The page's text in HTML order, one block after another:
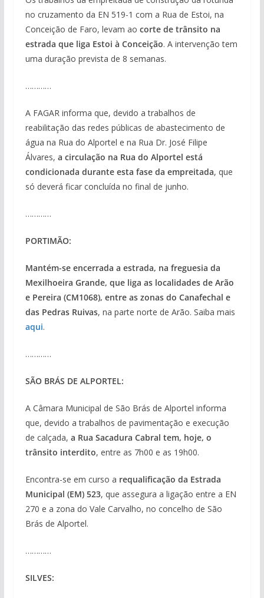
no cruzamento da EN 519-1 com a Rua de Estoi, na
Conceição de Faro, levam ao corte de trânsito na
estrada que liga Estoi à Conceição. A intervenção tem
uma duração prevista de 8 semanas.
…………
A FAGAR informa que, devido a trabalhos de
reabilitação das redes públicas de abastecimento de
água na Rua do Alportel e na Rua Dr. José Filipe
Álvares, a circulação na Rua do Alportel está
condicionada durante esta fase da empreitada, que
só deverá ficar concluída no final de junho.
…………
PORTIMÃO:
Mantém-se encerrada a estrada, na freguesia da
Mexilhoeira Grande, que liga as localidades de Arão
e Pereira (CM1068), entre as zonas do Canafechal e
das Pedras Ruivas, na parte norte de Arão. Saiba mais
aqui.
…………
SÃO BRÁS DE ALPORTEL:
A Câmara Municipal de São Brás de Alportel informa
que, devido a trabalhos de pavimentação e execução
de calçada, a Rua Sacadura Cabral tem, hoje, o
trânsito interdito, entre as 7h00 e as 19h00.
Encontra-se em curso a requalificação da Estrada
Municipal (EM) 523, que assegura a ligação entre a EN
270 e a zona do Vale Carvalho, no concelho de São
Brás de Alportel.
…………
SILVES: